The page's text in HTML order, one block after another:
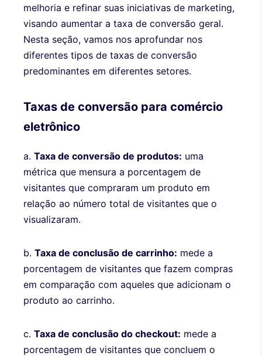
melhoria e refinar suas iniciativas de marketing,
visando aumentar a taxa de conversão geral.
Nesta seção, vamos nos aprofundar nos
diferentes tipos de taxas de conversão
predominantes em diferentes setores.
Taxas de conversão para comércio
eletrônico
a. Taxa de conversão de produtos: uma
métrica que mensura a porcentagem de
visitantes que compraram um produto em
relação ao número total de visitantes que o
visualizaram.
b. Taxa de conclusão de carrinho: mede a
porcentagem de visitantes que fazem compras
em comparação com aqueles que adicionam o
produto ao carrinho.
c. Taxa de conclusão do checkout: mede a
porcentagem de visitantes que concluem o